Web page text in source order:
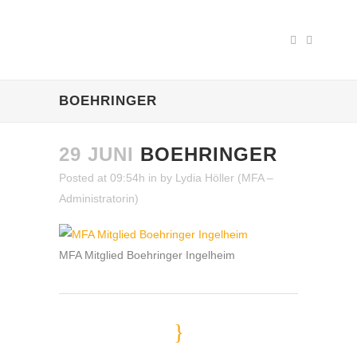
BOEHRINGER
29 JUNI BOEHRINGER
Posted at 09:54h in by Lydia Höller (MFA –
Administratorin)
MFA Mitglied Boehringer Ingelheim